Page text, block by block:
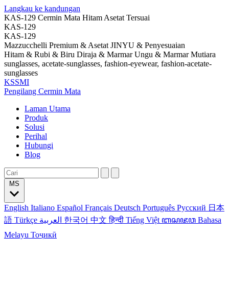
Langkau ke kandungan
KAS-129 Cermin Mata Hitam Asetat Tersuai
KAS-129
KAS-129
Mazzucchelli Premium & Asetat JINYU & Penyesuaian
Hitam & Rubi & Biru Diraja & Marmar Ungu & Marmar Mutiara
sunglasses, acetate-sunglasses, fashion-eyewear, fashion-acetate-
sunglasses
KSSMI
Pengilang Cermin Mata
Laman Utama
Produk
Solusi
Perihal
Hubungi
Blog
English Italiano Español Français Deutsch Português Русский 日本
語 Türkçe 한국어 中文हिन्दी Tiếng Việt ꦧꦱꦗꦮ Bahasa
Melayu Тоҷикӣ